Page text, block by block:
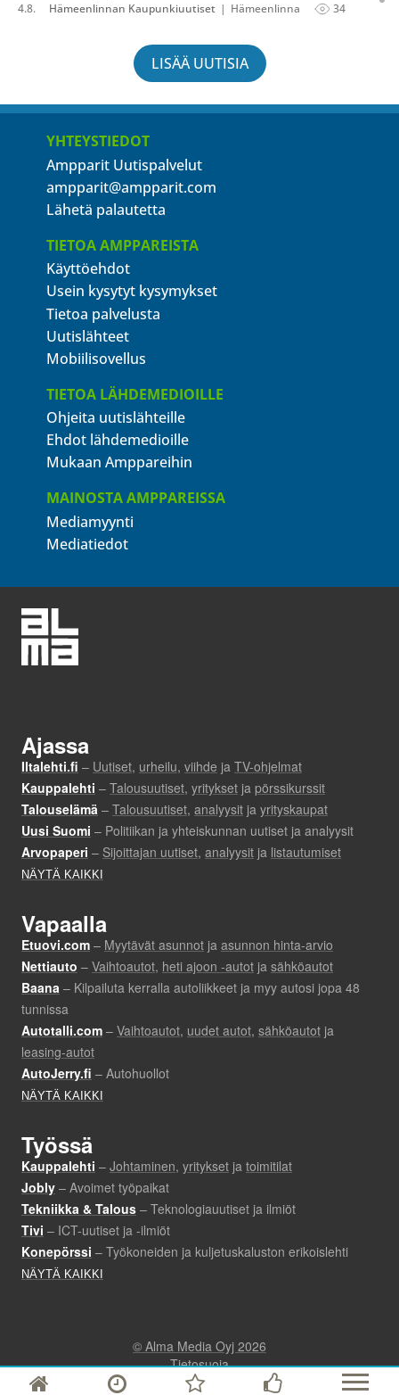
4.8. Hämeenlinnan Kaupunkiuutiset Hämeenlinna 34
LISÄÄ UUTISIA
YHTEYSTIEDOT
Ampparit Uutispalvelut
ampparit@ampparit.com
Lähetä palautetta
TIETOA AMPPAREISTA
Käyttöehdot
Usein kysytyt kysymykset
Tietoa palvelusta
Uutislähteet
Mobiilisovellus
TIETOA LÄHDEMEDIOILLE
Ohjeita uutislähteille
Ehdot lähdemedioille
Mukaan Amppareihin
MAINOSTA AMPPAREISSA
Mediamyynti
Mediatiedot